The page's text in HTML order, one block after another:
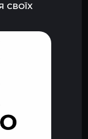
СВОЇХ